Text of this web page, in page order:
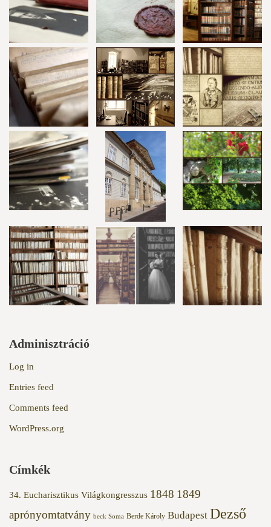
Adminisztráció
Log in
Entries feed
Comments feed
WordPress.org
Címkék
34. Eucharisztikus Világkongresszus 1848 1849
aprónyomtatvány beck Soma Berde Károly Budapest Dezső